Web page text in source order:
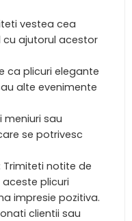
vestea cea
ajutorul acestor
ca plicuri elegante
alte evenimente
meniuri sau
se potrivesc
Trimiteti notite de
plicuri
impresie pozitiva.
clientii sau